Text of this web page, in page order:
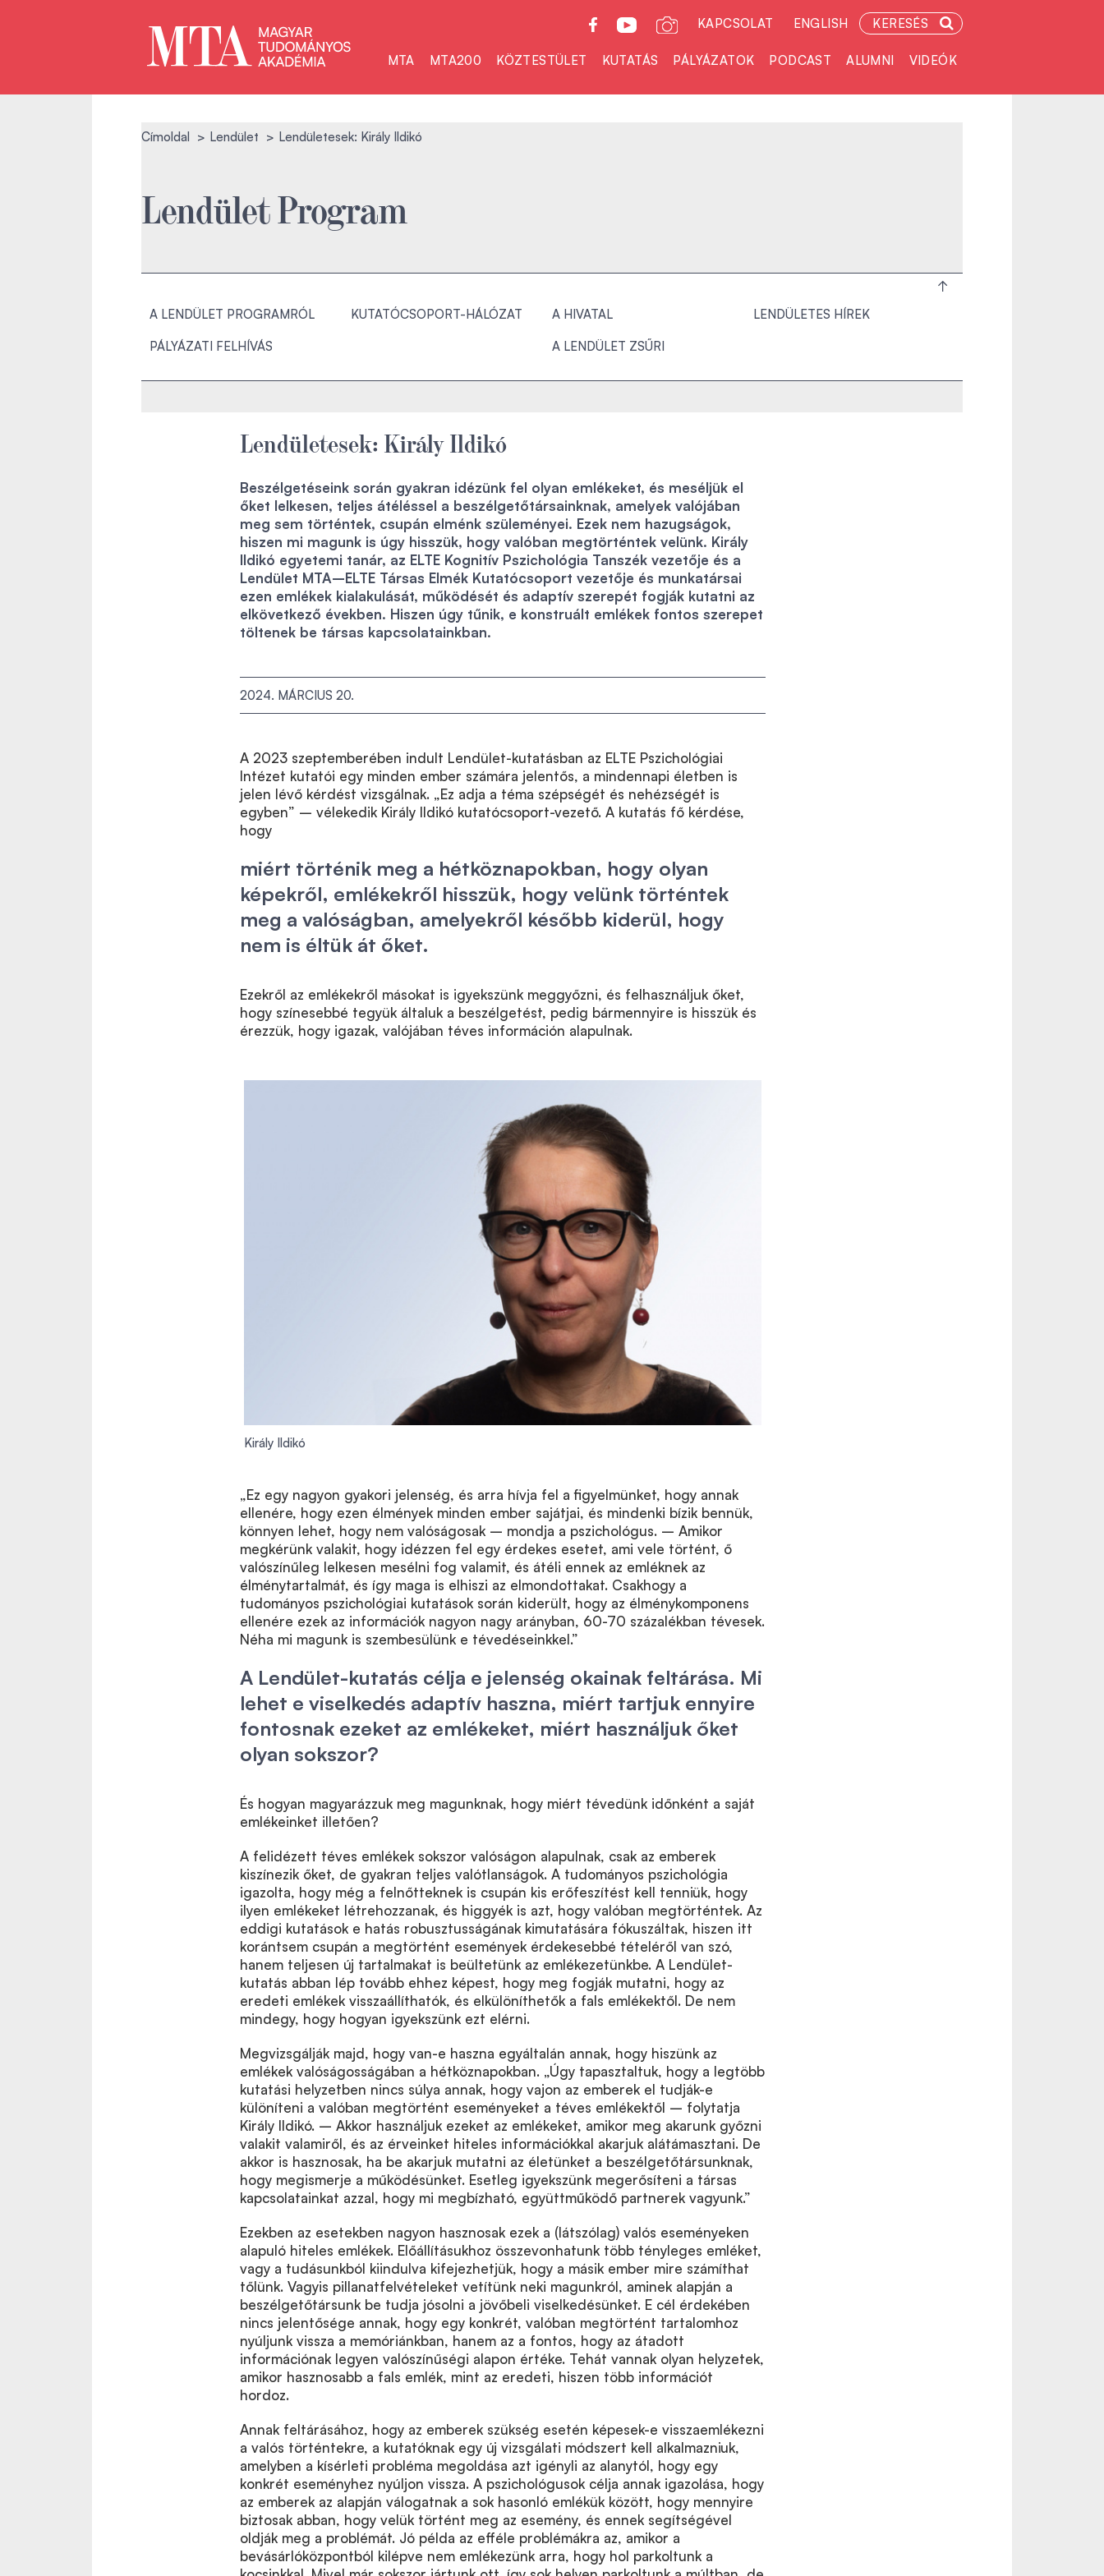
KAPCSOLAT ENGLISH KERESÉS
MTA MTA200 KÖZTESTÜLET KUTATÁS PÁLYÁZATOK PODCAST ALUMNI VIDEÓK
Címoldal Lendület Lendületesek: Király Ildikó
Lendület Program
A LENDÜLET PROGRAMRÓL
PÁLYÁZATI FELHÍVÁS
KUTATÓCSOPORT-HÁLÓZAT A HIVATAL
A LENDÜLET ZSŰRI
LENDÜLETES HÍREK
Lendületesek: Király Ildikó
Beszélgetéseink során gyakran idézünk fel olyan emlékeket, és meséljük el
őket lelkesen, teljes átéléssel a beszélgetőtársainknak, amelyek valójában
meg sem történtek, csupán elménk szüleményei. Ezek nem hazugságok,
hiszen mi magunk is úgy hisszük, hogy valóban megtörténtek velünk. Király
Ildikó egyetemi tanár, az ELTE Kognitív Pszichológia Tanszék vezetője és a
Lendület MTA–ELTE Társas Elmék Kutatócsoport vezetője és munkatársai
ezen emlékek kialakulását, működését és adaptív szerepét fogják kutatni az
elkövetkező években. Hiszen úgy tűnik, e konstruált emlékek fontos szerepet
töltenek be társas kapcsolatainkban.
2024. MÁRCIUS 20.
A 2023 szeptemberében indult Lendület-kutatásban az ELTE Pszichológiai
Intézet kutatói egy minden ember számára jelentős, a mindennapi életben is
jelen lévő kérdést vizsgálnak. „Ez adja a téma szépségét és nehézségét is
egyben” – vélekedik Király Ildikó kutatócsoport-vezető. A kutatás fő kérdése,
hogy
miért történik meg a hétköznapokban, hogy olyan
képekről, emlékekről hisszük, hogy velünk történtek
meg a valóságban, amelyekről később kiderül, hogy
nem is éltük át őket.
Ezekről az emlékekről másokat is igyekszünk meggyőzni, és felhasználjuk őket,
hogy színesebbé tegyük általuk a beszélgetést, pedig bármennyire is hisszük és
érezzük, hogy igazak, valójában téves információn alapulnak.
Király Ildikó
„Ez egy nagyon gyakori jelenség, és arra hívja fel a figyelmünket, hogy annak
ellenére, hogy ezen élmények minden ember sajátjai, és mindenki bízik bennük,
könnyen lehet, hogy nem valóságosak – mondja a pszichológus. – Amikor
megkérünk valakit, hogy idézzen fel egy érdekes esetet, ami vele történt, ő
valószínűleg lelkesen mesélni fog valamit, és átéli ennek az emléknek az
élménytartalmát, és így maga is elhiszi az elmondottakat. Csakhogy a
tudományos pszichológiai kutatások során kiderült, hogy az élménykomponens
ellenére ezek az információk nagyon nagy arányban, 60-70 százalékban tévesek.
Néha mi magunk is szembesülünk e tévedéseinkkel.”
A Lendület-kutatás célja e jelenség okainak feltárása. Mi
lehet e viselkedés adaptív haszna, miért tartjuk ennyire
fontosnak ezeket az emlékeket, miért használjuk őket
olyan sokszor?
És hogyan magyarázzuk meg magunknak, hogy miért tévedünk időnként a saját
emlékeinket illetően?
A felidézett téves emlékek sokszor valóságon alapulnak, csak az emberek
kiszínezik őket, de gyakran teljes valótlanságok. A tudományos pszichológia
igazolta, hogy még a felnőtteknek is csupán kis erőfeszítést kell tenniük, hogy
ilyen emlékeket létrehozzanak, és higgyék is azt, hogy valóban megtörténtek. Az
eddigi kutatások e hatás robusztusságának kimutatására fókuszáltak, hiszen itt
korántsem csupán a megtörtént események érdekesebbé tételéről van szó,
hanem teljesen új tartalmakat is beültetünk az emlékezetünkbe. A Lendület-
kutatás abban lép tovább ehhez képest, hogy meg fogják mutatni, hogy az
eredeti emlékek visszaállíthatók, és elkülöníthetők a fals emlékektől. De nem
mindegy, hogy hogyan igyekszünk ezt elérni.
Megvizsgálják majd, hogy van-e haszna egyáltalán annak, hogy hiszünk az
emlékek valóságosságában a hétköznapokban. „Úgy tapasztaltuk, hogy a legtöbb
kutatási helyzetben nincs súlya annak, hogy vajon az emberek el tudják-e
különíteni a valóban megtörtént eseményeket a téves emlékektől – folytatja
Király Ildikó. – Akkor használjuk ezeket az emlékeket, amikor meg akarunk győzni
valakit valamiről, és az érveinket hiteles információkkal akarjuk alátámasztani. De
akkor is hasznosak, ha be akarjuk mutatni az életünket a beszélgetőtársunknak,
hogy megismerje a működésünket. Esetleg igyekszünk megerősíteni a társas
kapcsolatainkat azzal, hogy mi megbízható, együttműködő partnerek vagyunk.”
Ezekben az esetekben nagyon hasznosak ezek a (látszólag) valós eseményeken
alapuló hiteles emlékek. Előállításukhoz összevonhatunk több tényleges emléket,
vagy a tudásunkból kiindulva kifejezhetjük, hogy a másik ember mire számíthat
tőlünk. Vagyis pillanatfelvételeket vetítünk neki magunkról, aminek alapján a
beszélgetőtársunk be tudja jósolni a jövőbeli viselkedésünket. E cél érdekében
nincs jelentősége annak, hogy egy konkrét, valóban megtörtént tartalomhoz
nyúljunk vissza a memóriánkban, hanem az a fontos, hogy az átadott
információnak legyen valószínűségi alapon értéke. Tehát vannak olyan helyzetek,
amikor hasznosabb a fals emlék, mint az eredeti, hiszen több információt
hordoz.
Annak feltárásához, hogy az emberek szükség esetén képesek-e visszaemlékezni
a valós történtekre, a kutatóknak egy új vizsgálati módszert kell alkalmazniuk,
amelyben a kísérleti probléma megoldása azt igényli az alanytól, hogy egy
konkrét eseményhez nyúljon vissza. A pszichológusok célja annak igazolása, hogy
az emberek az alapján válogatnak a sok hasonló emlékük között, hogy mennyire
biztosak abban, hogy velük történt meg az esemény, és ennek segítségével
oldják meg a problémát. Jó példa az efféle problémákra az, amikor a
bevásárlóközpontból kilépve nem emlékezünk arra, hogy hol parkoltunk a